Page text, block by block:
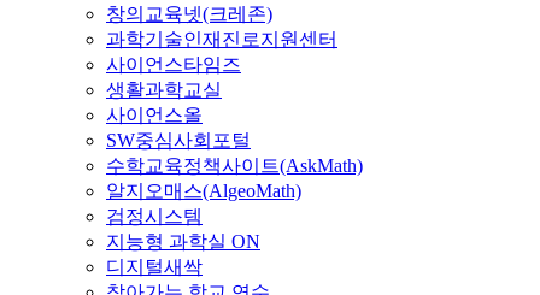
창의교육넷(크레존)
과학기술인재진로지원센터
사이언스타임즈
생활과학교실
사이언스올
SW중심사회포털
수학교육정책사이트(AskMath)
알지오매스(AlgeoMath)
검정시스템
지능형 과학실 ON
디지털새싹